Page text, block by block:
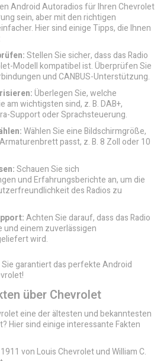
Android Autoradios für Ihren Chevrolet
sein, aber mit den richtigen
Hier sind einige Tipps, die Ihnen
Stellen Sie sicher, dass das Radio
Modell kompatibel ist. Überprüfen Sie
und CANBUS-Unterstützung.
Überlegen Sie, welche
am wichtigsten sind, z. B. DAB+,
Support oder Sprachsteuerung.
Wählen Sie eine Bildschirmgröße,
passt, z. B. 8 Zoll oder 10
Schauen Sie sich
und Erfahrungsberichte an, um die
des Radios zu
Achten Sie darauf, dass das Radio
und einem zuverlässigen
wird.
garantiert das perfekte Android
über Chevrolet
eine der ältesten und bekanntesten
Hier sind einige interessante Fakten
von Louis Chevrolet und William C.